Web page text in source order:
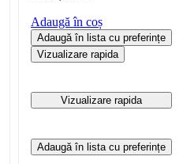
Adaugă în coș
Adaugă în lista cu preferințe
Vizualizare rapida
Vizualizare rapida
Adaugă în lista cu preferințe